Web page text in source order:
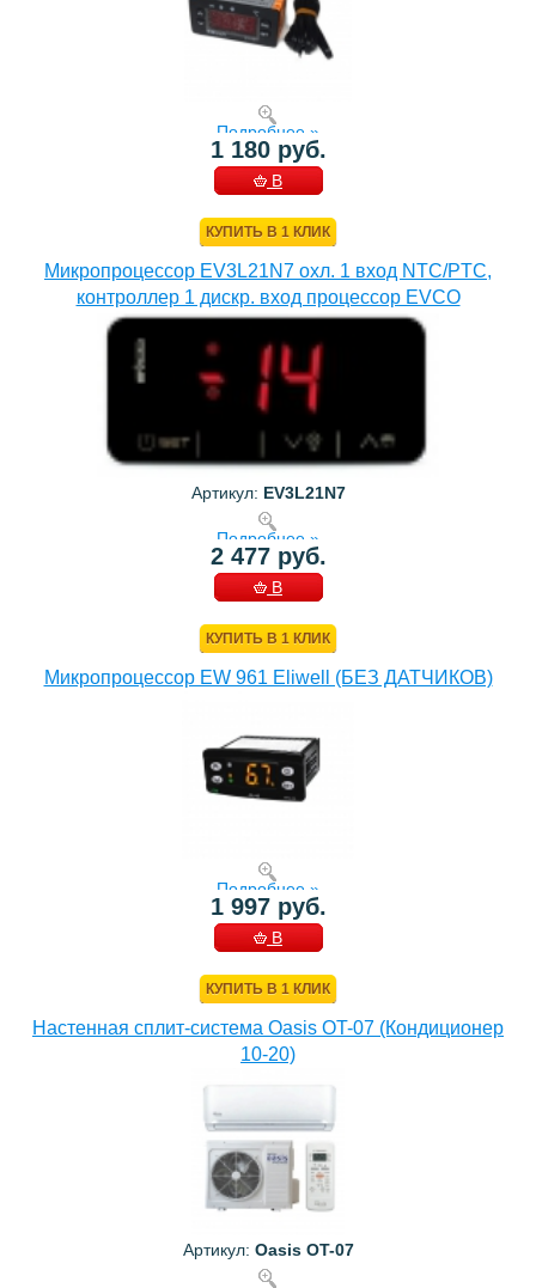
Подробнее »
1 180 руб.
В
КУПИТЬ В 1 КЛИК
Микропроцессор EV3L21N7 охл. 1 вход NTC/PTC,
контроллер 1 дискр. вход процессор EVCO
Артикул: EV3L21N7
Подробнее »
2 477 руб.
В
КУПИТЬ В 1 КЛИК
Микропроцессор EW 961 Eliwell (БЕЗ ДАТЧИКОВ)
Подробнее »
1 997 руб.
В
КУПИТЬ В 1 КЛИК
Настенная сплит-система Oasis OT-07 (Кондиционер
10-20)
Артикул: Oasis OT-07